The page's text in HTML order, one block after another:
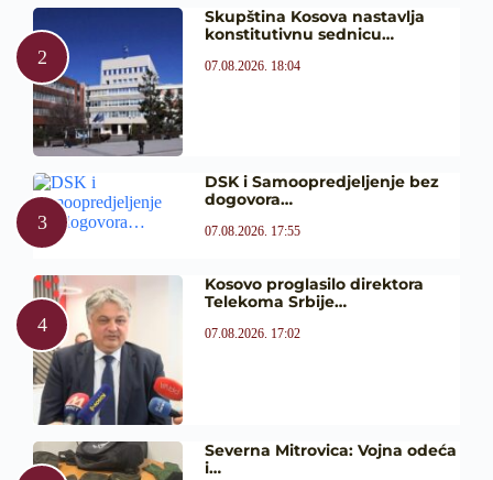
Skupština Kosova nastavlja
konstitutivnu sednicu…
07.08.2026. 18:04
DSK i Samoopredjeljenje bez
dogovora…
07.08.2026. 17:55
Kosovo proglasilo direktora
Telekoma Srbije…
07.08.2026. 17:02
Severna Mitrovica: Vojna odeća
i…